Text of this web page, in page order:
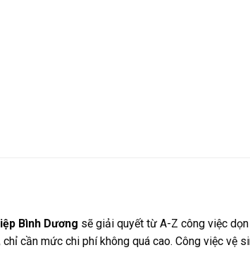
Bình Dương sẽ giải quyết từ A-Z công việc
cần mức chi phí không quá cao. Công việc vệ